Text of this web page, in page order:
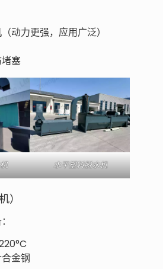
动力更强，应用广泛）
塞
水平塑料脱水机
）
金钢